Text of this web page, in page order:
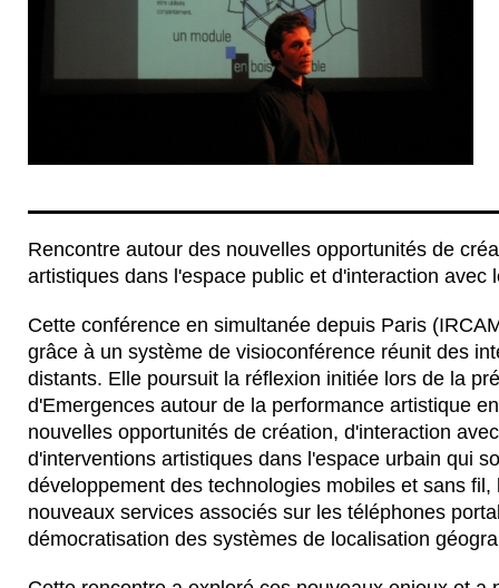
Rencontre autour des nouvelles opportunités de
artistiques dans l'espace public et d'interaction avec
Cette conférence en simultanée depuis Paris
grâce à un système de visioconférence réunit des
distants. Elle poursuit la réflexion initiée lors de la
d'Emergences autour de la performance artistique
nouvelles opportunités de création, d'interaction
d'interventions artistiques dans l'espace urbain qui
développement des technologies mobiles et sans
nouveaux services associés sur les téléphones
démocratisation des systèmes de localisation